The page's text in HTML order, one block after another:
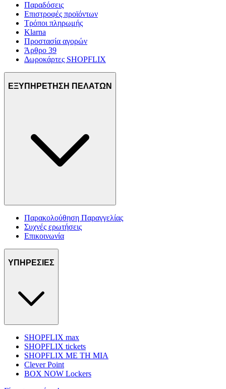
Παραδόσεις
Επιστροφές προϊόντων
Τρόποι πληρωμής
Klarna
Προστασία αγορών
Άρθρο 39
Δωροκάρτες SHOPFLIX
ΕΞΥΠΗΡΕΤΗΣΗ ΠΕΛΑΤΩΝ
Παρακολούθηση Παραγγελίας
Συχνές ερωτήσεις
Επικοινωνία
ΥΠΗΡΕΣΙΕΣ
SHOPFLIX max
SHOPFLIX tickets
SHOPFLIX ΜΕ ΤΗ ΜΙΑ
Clever Point
BOX NOW Lockers